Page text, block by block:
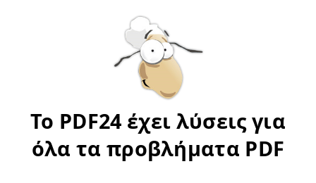
Το PDF24 έχει λύσεις για
όλα τα προβλήματα PDF